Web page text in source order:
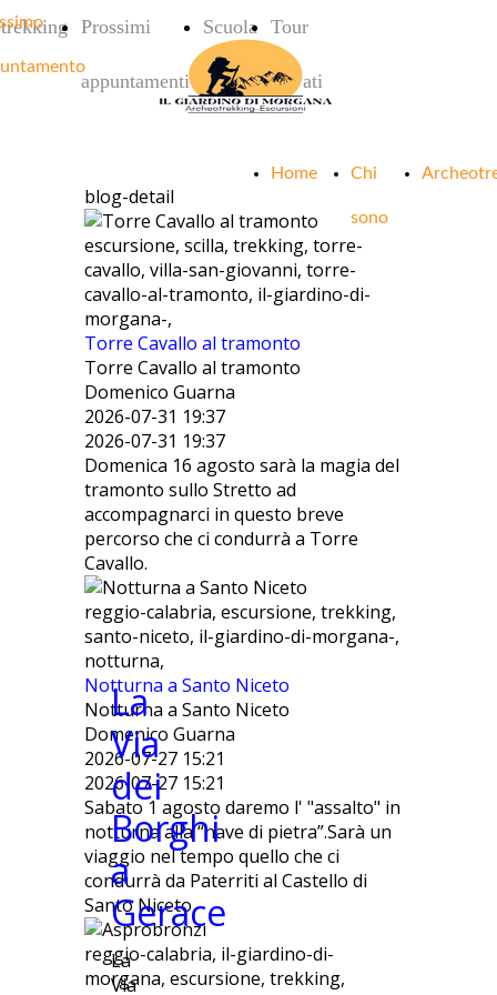
Prossimi
appuntamenti
Scuola Tour
privati
Home Chi
sono
blog-detail
escursione, scilla, trekking, torre-
cavallo, villa-san-giovanni, torre-
cavallo-al-tramonto, il-giardino-di-
morgana-,
Torre Cavallo al tramonto
Torre Cavallo al tramonto
Domenico Guarna
2026-07-31 19:37
2026-07-31 19:37
Domenica 16 agosto sarà la magia del
tramonto sullo Stretto ad
accompagnarci in questo breve
percorso che ci condurrà a Torre
Cavallo.
reggio-calabria, escursione, trekking,
santo-niceto, il-giardino-di-morgana-,
notturna,
Notturna a Santo Niceto
Notturna a Santo Niceto
Domenico Guarna
2026-07-27 15:21
2026-07-27 15:21
Sabato 1 agosto daremo l' "assalto" in
notturna alla “nave di pietra”.Sarà un
viaggio nel tempo quello che ci
condurrà da Paterriti al Castello di
Santo Niceto
reggio-calabria, il-giardino-di-
morgana, escursione, trekking,
La
Via
dei
Borghi
a
Gerace
La
Via